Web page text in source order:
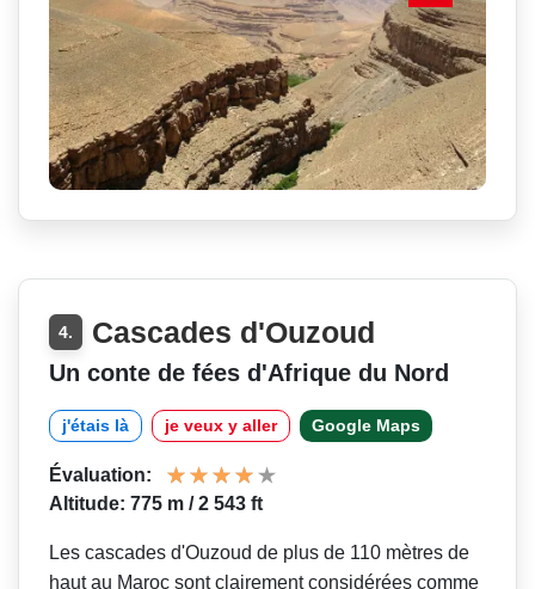
4. Cascades d'Ouzoud
Un conte de fées d'Afrique du Nord
j'étais là je veux y aller Google Maps
Évaluation:
Altitude: 775 m / 2 543 ft
Les cascades d'Ouzoud de plus de 110 mètres de
haut au Maroc sont clairement considérées comme